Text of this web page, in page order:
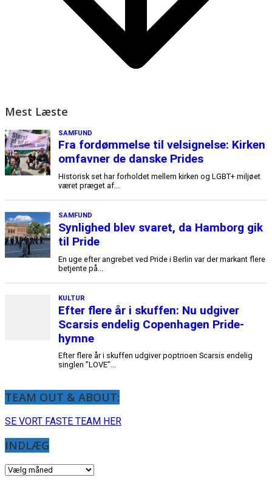
Mest Læste
SAMFUND
Fra fordømmelse til velsignelse: Kirken
omfavner de danske Prides
Historisk set har forholdet mellem kirken og LGBT+ miljøet
været præget af...
SAMFUND
Synlighed blev svaret, da Hamborg gik
til Pride
En uge efter angrebet ved Pride i Berlin var der markant flere
betjente på...
KULTUR
Efter flere år i skuffen: Nu udgiver
Scarsis endelig Copenhagen Pride-
hymne
Efter flere år i skuffen udgiver poptrioen Scarsis endelig
singlen ”LOVE”...
TEAM OUT & ABOUT:
SE VORT FASTE TEAM HER
INDLÆG
INDLÆG